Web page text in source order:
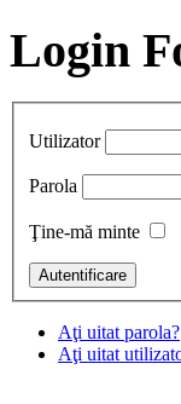
Login
Utilizator
Parola
Ţine-mă minte
Aţi uitat parola?
Aţi uitat